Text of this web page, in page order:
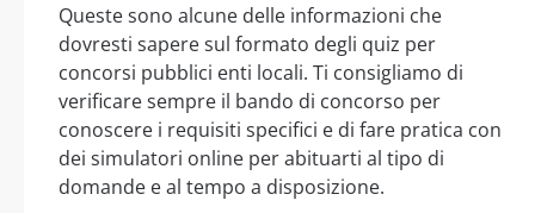
Queste sono alcune delle informazioni che
dovresti sapere sul formato degli quiz per
concorsi pubblici enti locali. Ti consigliamo di
verificare sempre il bando di concorso per
conoscere i requisiti specifici e di fare pratica con
dei simulatori online per abituarti al tipo di
domande e al tempo a disposizione.